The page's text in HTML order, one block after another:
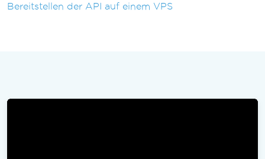
Bereitstellen der API auf einem VPS